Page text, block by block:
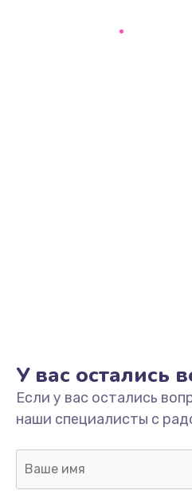
Замена USB-разъема
377
Замена аудио
У вас остались
Если у вас остались
наши специалисты с